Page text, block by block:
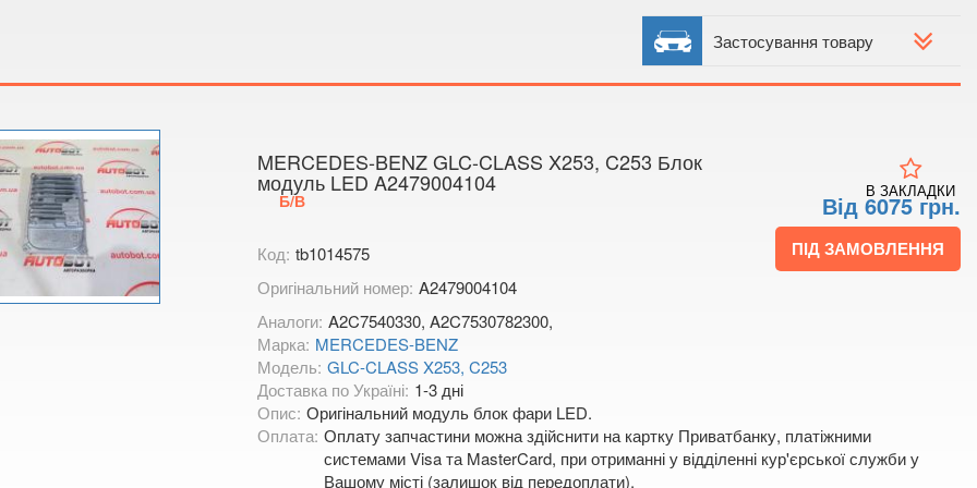
Застосування товару
MERCEDES-BENZ GLC-CLASS X253, C253 Блок
модуль LED A2479004104
Б/В Від 6075 грн.
ПІД ЗАМОВЛЕННЯ
В ЗАКЛАДКИ
Код: tb1014575
Оригінальний номер: A2479004104
Аналоги: A2C7540330, A2C7530782300,
Марка: MERCEDES-BENZ
Модель: GLC-CLASS X253, C253
Доставка по Україні: 1-3 дні
Опис: Оригінальний модуль блок фари LED.
Оплата: Оплату запчастини можна здійснити на картку Приватбанку, платіжними
системами Visa та MasterCard, при отриманні у відділенні кур'єрської служби у
Вашому місті (залишок від передоплати).